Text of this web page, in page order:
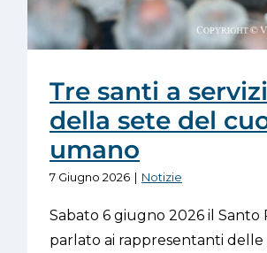
Tre santi a
della sete del
umano
7 Giugno 2026 | Notizie
Sabato 6 giugno 2026 il Santo
parlato ai rappresentanti